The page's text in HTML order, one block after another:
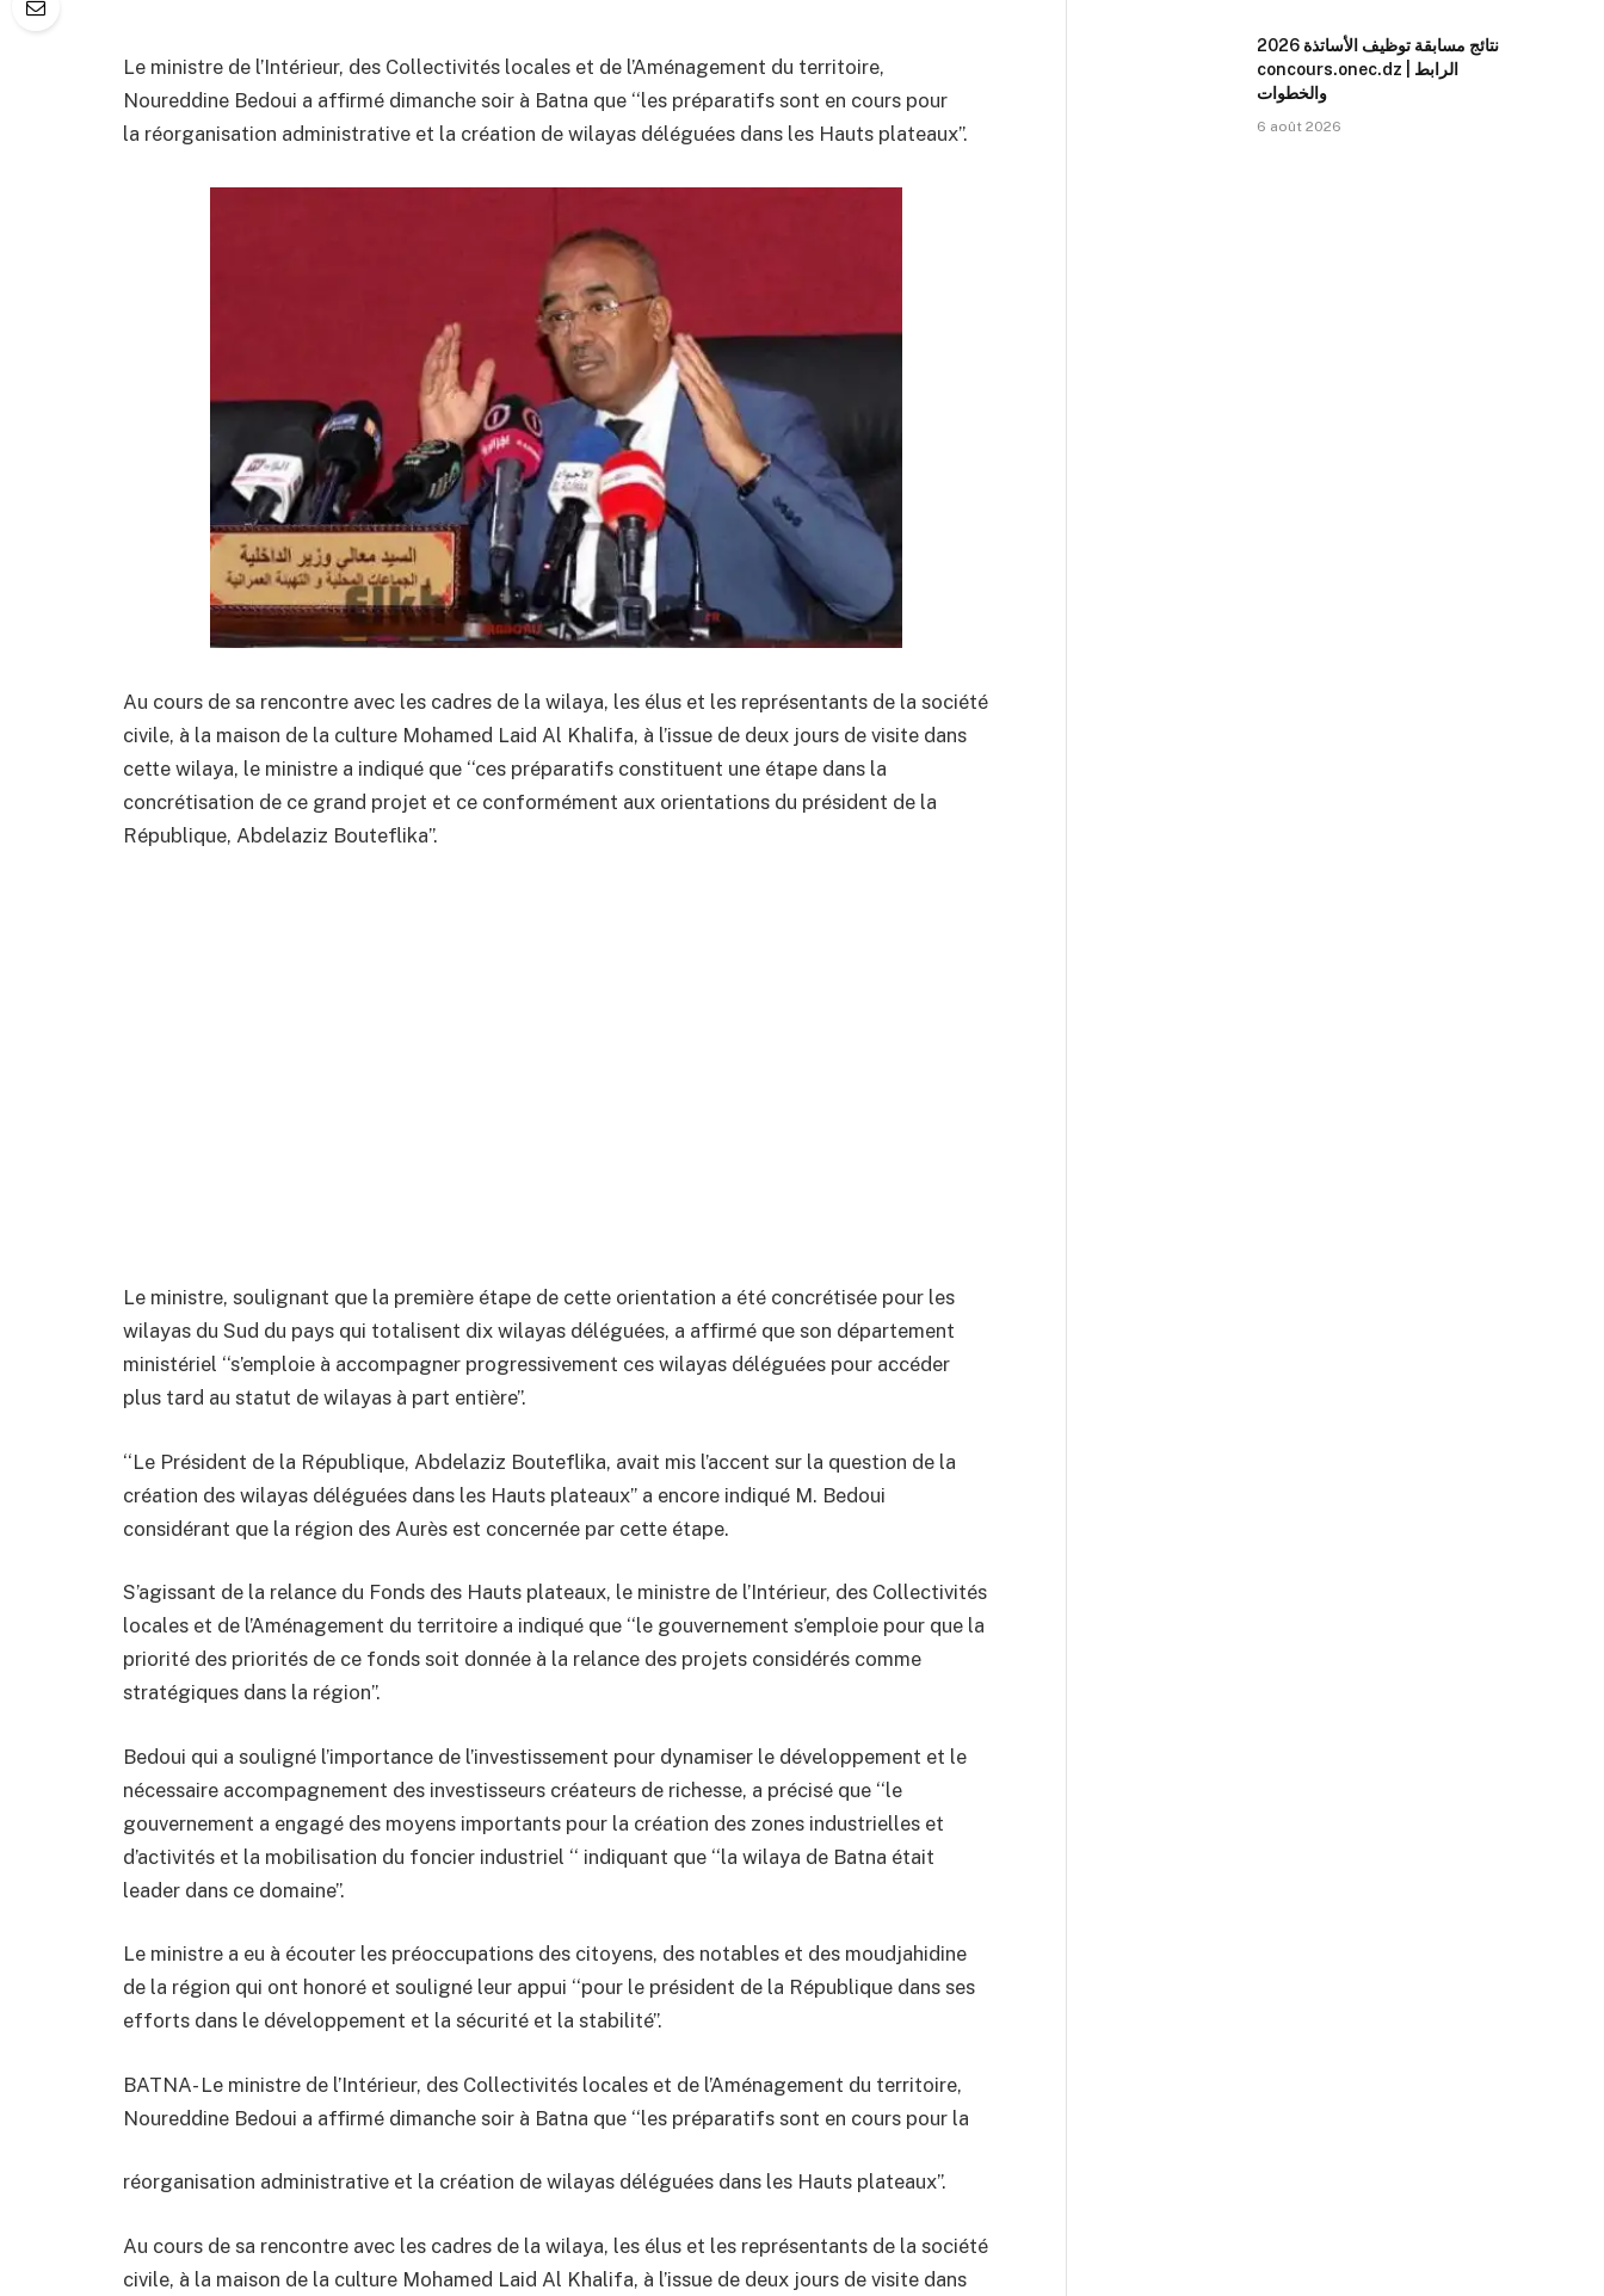
Le ministre de l’Intérieur, des Collectivités locales et de l’Aménagement du territoire,
Noureddine Bedoui a affirmé dimanche soir à Batna que ‘‘les préparatifs sont en cours pour
la réorganisation administrative et la création de wilayas déléguées dans les Hauts plateaux’’.
Au cours de sa rencontre avec les cadres de la wilaya, les élus et les représentants de la société
civile, à la maison de la culture Mohamed Laid Al Khalifa, à l’issue de deux jours de visite dans
cette wilaya, le ministre a indiqué que ‘‘ces préparatifs constituent une étape dans la
concrétisation de ce grand projet et ce conformément aux orientations du président de la
République, Abdelaziz Bouteflika’’.
Le ministre, soulignant que la première étape de cette orientation a été concrétisée pour les
wilayas du Sud du pays qui totalisent dix wilayas déléguées, a affirmé que son département
ministériel ‘‘s’emploie à accompagner progressivement ces wilayas déléguées pour accéder
plus tard au statut de wilayas à part entière’’.
‘‘Le Président de la République, Abdelaziz Bouteflika, avait mis l’accent sur la question de la
création des wilayas déléguées dans les Hauts plateaux’’ a encore indiqué M. Bedoui
considérant que la région des Aurès est concernée par cette étape.
S’agissant de la relance du Fonds des Hauts plateaux, le ministre de l’Intérieur, des Collectivités
locales et de l’Aménagement du territoire a indiqué que ‘‘le gouvernement s’emploie pour que la
priorité des priorités de ce fonds soit donnée à la relance des projets considérés comme
stratégiques dans la région’’.
Bedoui qui a souligné l’importance de l’investissement pour dynamiser le développement et le
nécessaire accompagnement des investisseurs créateurs de richesse, a précisé que ‘‘le
gouvernement a engagé des moyens importants pour la création des zones industrielles et
d’activités et la mobilisation du foncier industriel ‘‘ indiquant que ‘‘la wilaya de Batna était
leader dans ce domaine’’.
Le ministre a eu à écouter les préoccupations des citoyens, des notables et des moudjahidine
de la région qui ont honoré et souligné leur appui ‘‘pour le président de la République dans ses
efforts dans le développement et la sécurité et la stabilité’’.
BATNA- Le ministre de l’Intérieur, des Collectivités locales et de l’Aménagement du territoire,
Noureddine Bedoui a affirmé dimanche soir à Batna que ‘‘les préparatifs sont en cours pour la
réorganisation administrative et la création de wilayas déléguées dans les Hauts plateaux’’.
Au cours de sa rencontre avec les cadres de la wilaya, les élus et les représentants de la société
civile, à la maison de la culture Mohamed Laid Al Khalifa, à l’issue de deux jours de visite dans
نتائج مسابقة توظيف الأساتذة 2026
concours.onec.dz | الرابط
والخطوات
6 août 2026